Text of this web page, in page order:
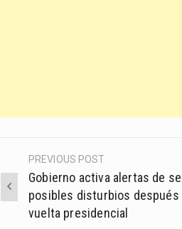
Post
navigation
PREVIOUS POST
Gobierno activa alertas de
posibles disturbios después
vuelta presidencial